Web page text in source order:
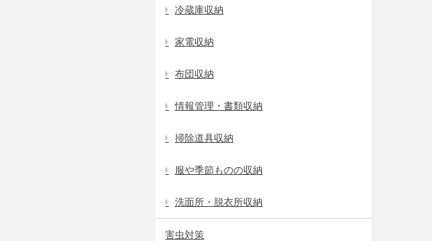
冷蔵庫収納
家電収納
布団収納
情報管理・書類収納
掃除道具収納
服や季節ものの収納
洗面所・脱衣所収納
害虫対策